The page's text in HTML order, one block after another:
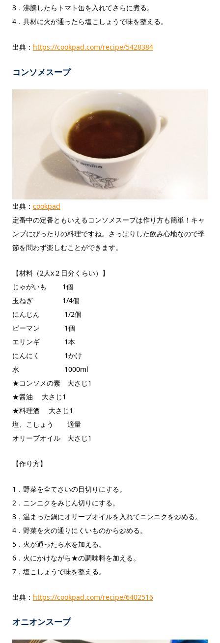
3．沸騰したらトマト缶を入れてさらに煮る。
4．具材に火が通ったら塩こしょうで味を整える。
出典： https://cookpad.com/recipe/5428384
コンソメスープ
出典： cookpad
定番中の定番ともいえるコンソメスープは作り方も簡単！キャ
ンプにぴったりの料理ですね。さっぱりした飲み心地なので季
節を問わず楽しむことができます。
【材料（2人x２日分くらい）】
じゃがいも 1個
玉ねぎ 1/4個
にんじん 1/2個
ピーマン 1個
エリンギ 1本
にんにく 1かけ
水 1000ml
★コンソメの素 大さじ1
★醤油 大さじ1
★料理酒 大さじ1
塩、こしょう 適量
オリーブオイル 大さじ1
【作り方】
1．野菜を全てさいの目切りにする。
2．ニンニクをみじん切りにする。
3．温まった鍋にオリーブオイルを入れてニンニクを炒める。
4．野菜を火の通りにくいものから炒める。
5．火が通ったら水を加える。
6．火にかけながら★の調味料を加える。
7．塩こしょうで味を整える。
出典： https://cookpad.com/recipe/6402516
オニオンスープ